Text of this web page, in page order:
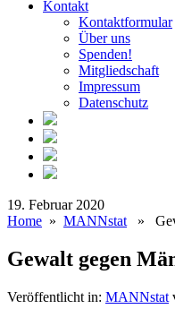
Kontakt
Kontaktformular
Über uns
Spenden!
Mitgliedschaft
Impressum
Datenschutz
19. Februar 2020
Home » MANNstat »
Gewalt gegen
Veröffentlicht in: MANNstat